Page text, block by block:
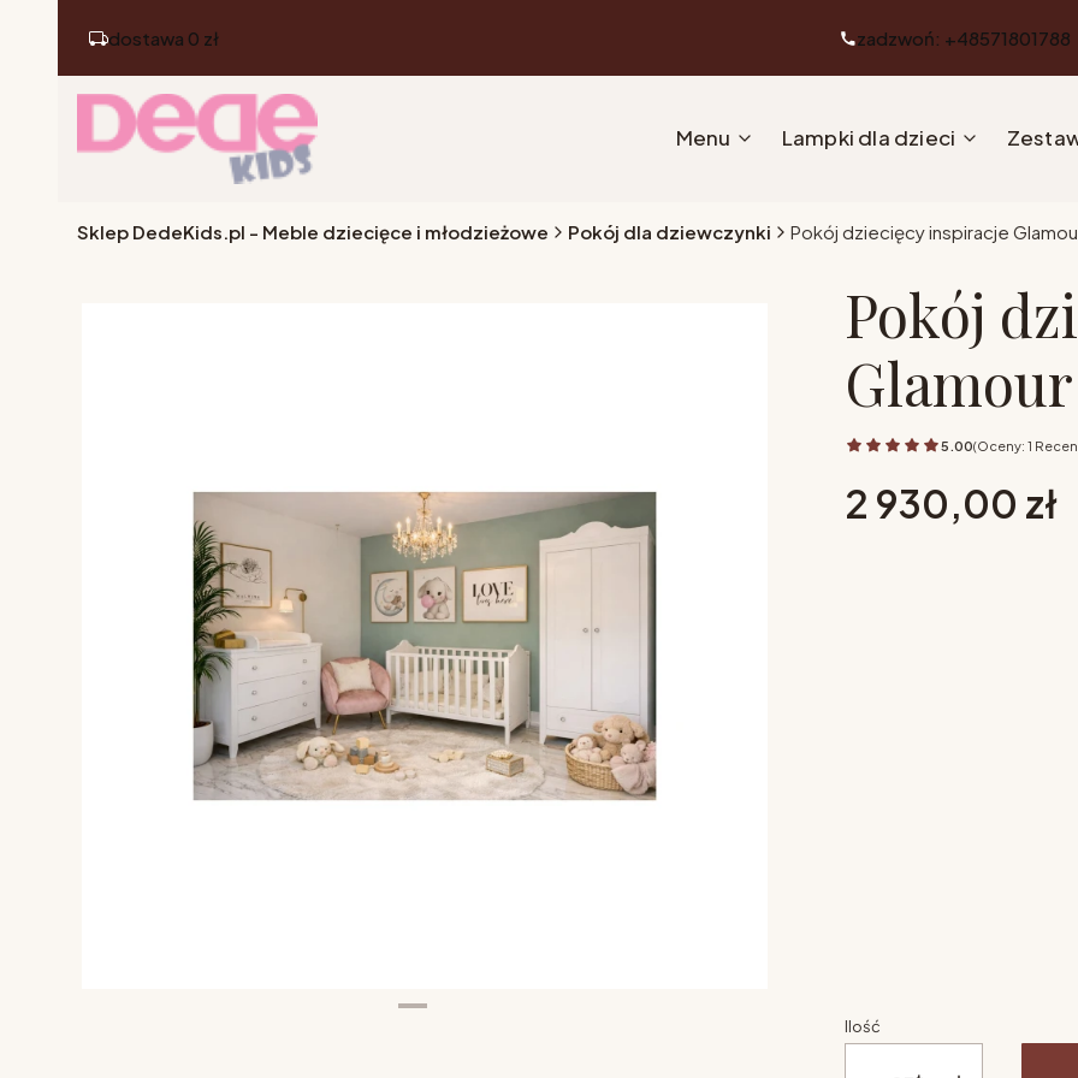
dostawa 0 zł zadzwoń: +48571801788
Menu Lampki dla dzieci
Sklep DedeKids.pl - Meble dziecięce i młodzieżowe Pokój dla dziewczynki Pokój dziecięcy inspiracje
Pokój
Glamour
5.00(Oceny: 1
Cena
2 930,00 zł
Ilość